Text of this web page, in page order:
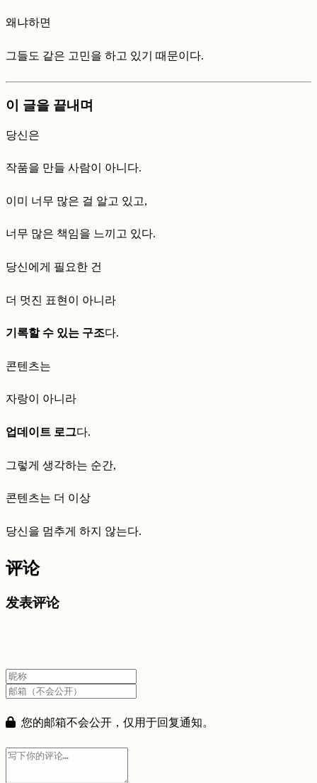
왜냐하면
그들도 같은 고민을 하고 있기 때문이다.
이 글을 끝내며
당신은
작품을 만들 사람이 아니다.
이미 너무 많은 걸 알고 있고,
너무 많은 책임을 느끼고 있다.
당신에게 필요한 건
더 멋진 표현이 아니라
기록할 수 있는 구조다.
콘텐츠는
자랑이 아니라
업데이트 로그다.
그렇게 생각하는 순간,
콘텐츠는 더 이상
당신을 멈추게 하지 않는다.
评论
发表评论
您的邮箱不会公开，仅用于回复通知。